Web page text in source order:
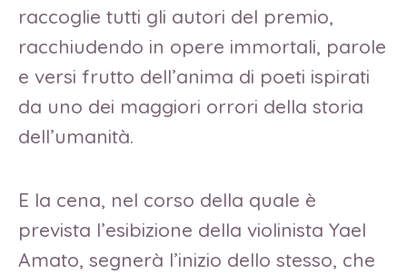
raccoglie tutti gli autori del premio,
racchiudendo in opere immortali, parole
e versi frutto dell’anima di poeti ispirati
da uno dei maggiori orrori della storia
dell’umanità.
E la cena, nel corso della quale è
prevista l’esibizione della violinista Yael
Amato, segnerà l’inizio dello stesso, che